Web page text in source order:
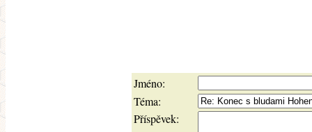
Jméno:
Téma:
Příspěvek: